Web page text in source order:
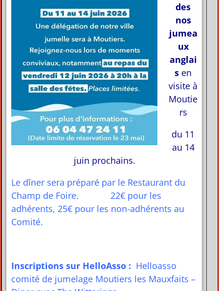
des
nos
jumea
ux
anglai
s en
visite à
Moutie
rs
du 11
au 14
juin prochains.
Le dîner sera préparé par le Restaurant du
Champ de Foire. 22€ pour les
adhérents, 25€ pour les non-adhérents au
Comité.
Inscriptions sur HelloAsso : Helloasso
comité de jumelage Moutiers les Mauxfaits –